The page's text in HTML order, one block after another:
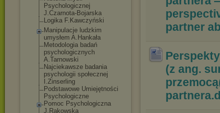
Psychologicznej
J.Czarnota-Bojars ka
Logika F.Kawczyński
Manipulacje ludzkim
umysłem A.Hankała
Metodologia badań
psychologicznych
A.Tarnowski
Najciekawsze badania
psychologii społecznej
I.Zinserling
Podstawowe Umiejętności
Psychologiczne
Pomoc Psychologiczna
J.Rakowska
partner
(z ang.
partnera